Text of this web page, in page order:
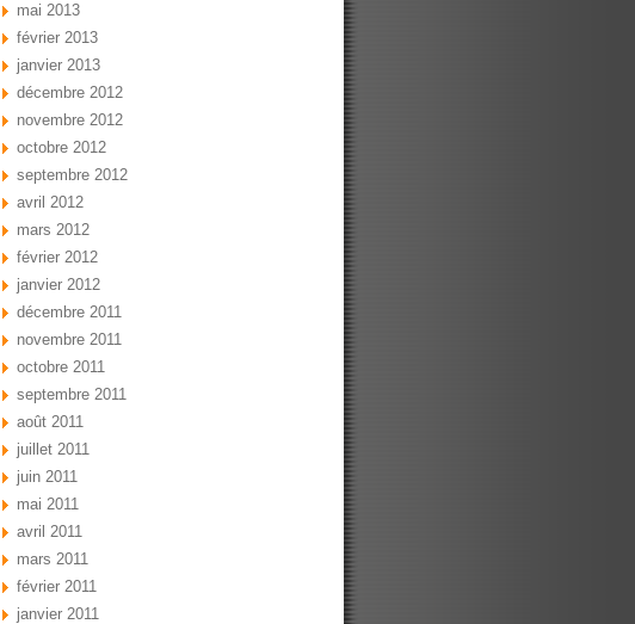
mai 2013
février 2013
janvier 2013
décembre 2012
novembre 2012
octobre 2012
septembre 2012
avril 2012
mars 2012
février 2012
janvier 2012
décembre 2011
novembre 2011
octobre 2011
septembre 2011
août 2011
juillet 2011
juin 2011
mai 2011
avril 2011
mars 2011
février 2011
janvier 2011